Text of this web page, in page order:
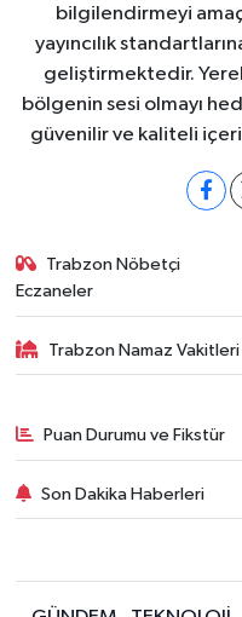
bilgilendirmeyi
yayıncılık
geliştirmektedir.
bölgenin sesi olmayı
güvenilir ve kaliteli
Trabzon Nöbetçi
Eczaneler
Trabzon Namaz Vakitleri
Puan Durumu ve Fikstür
Son Dakika Haberleri